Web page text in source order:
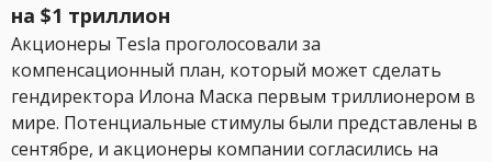
на $1 триллион
Акционеры Tesla проголосовали за
компенсационный план, который может сделать
гендиректора Илона Маска первым триллионером в
мире. Потенциальные стимулы были представлены в
сентябре, и акционеры компании согласились на